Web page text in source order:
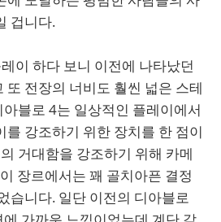
겁니다.
이 하다 보니 이전에 나타났던
또 전장의 너비도 훨씬 넓은 스테
블로 4는 일상적인 플레이에서
를 강조하기 위한 장치를 한 점이
거대함을 강조하기 위해 카메
장르에서는 꽤 골치아픈 결정
습니다. 일단 이전의 디아블로